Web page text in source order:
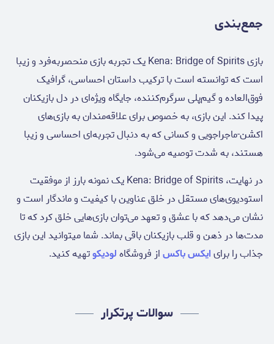
جمع‌بندی
بازی Kena: Bridge of Spirits یک تجربه بازی منحصربه‌فرد و زیبا
است که توانسته است با ترکیب داستان احساسی، گرافیک
فوق‌العاده و گیم‌پلی سرگرم‌کننده، جایگاه ویژه‌ای در دل بازیکنان
پیدا کند. این بازی، به خصوص برای علاقه‌مندان به بازی‌های
اکشن-ماجراجویی و کسانی که به دنبال تجربه‌ای احساسی و زیبا
هستند، به شدت توصیه می‌شود.
در نهایت، Kena: Bridge of Spirits یک نمونه بارز از موفقیت
استودیوی‌های مستقل در خلق عناوین با کیفیت و ماندگار است و
نشان می‌دهد که با عشق و تعهد می‌توان بازی‌هایی خلق کرد که تا
مدت‌ها در ذهن و قلب بازیکنان باقی بماند. شما میتوانید این بازی
جذاب را برایایکس باکساز فروشگاهلودیکوتهیه کنید.
سوالات پرتکرار